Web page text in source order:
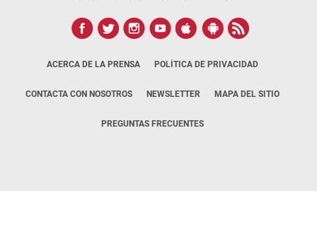
ACERCA DE LA PRENSA POLÍTICA DE PRIVACIDAD
CONTACTA CON NOSOTROS NEWSLETTER MAPA DEL SITIO
PREGUNTAS FRECUENTES